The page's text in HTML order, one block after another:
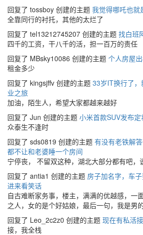
回复了 tossboy 创建的主题 我觉得哪吒也就
全靠同行的衬托，其他的太烂了
回复了 tel13212745207 创建的主题 找白班
四千的工资，干八千的活，担一百万的责任
回复了 MBsky10086 创建的主题 个人房屋
租金多少
回复了 kingsjffv 创建的主题 33岁IT换行了
业之旅
加油，陌生人，希望大家都越来越好
回复了 Jun 创建的主题 小米首款SUV发布定
众泰生不逢时
回复了 sds0819 创建的主题 有没有老铁解
都不让和老婆睡一个房间
宁停丧， 不留双这种，湖北大部分都有吧，
回复了 antia1 创建的主题 房子加名字，车
进来看笑话
自古难断家务事，楼主，满满的优越感，一
之人，女的是个好姑娘，最后一句，我是男
回复了 Leo_2c2z0 创建的主题 现在有私活
接，我全栈